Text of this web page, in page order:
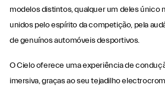
modelos distintos, qualquer um deles único
unidos pelo espírito da competição, pela
de genuínos automóveis desportivos.
O Cielo oferece uma experiência de
imersiva, graças ao seu tejadilho